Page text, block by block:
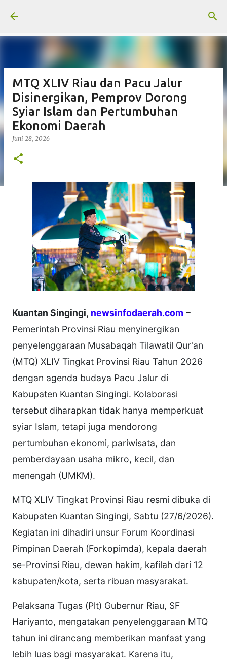
MTQ XLIV Riau dan Pacu Jalur
Disinergikan, Pemprov Dorong
Syiar Islam dan Pertumbuhan
Ekonomi Daerah
Juni 28, 2026
Kuantan Singingi, newsinfodaerah.com –
Pemerintah Provinsi Riau menyinergikan
penyelenggaraan Musabaqah Tilawatil Qur'an
(MTQ) XLIV Tingkat Provinsi Riau Tahun 2026
dengan agenda budaya Pacu Jalur di
Kabupaten Kuantan Singingi. Kolaborasi
tersebut diharapkan tidak hanya memperkuat
syiar Islam, tetapi juga mendorong
pertumbuhan ekonomi, pariwisata, dan
pemberdayaan usaha mikro, kecil, dan
menengah (UMKM).
MTQ XLIV Tingkat Provinsi Riau resmi dibuka di
Kabupaten Kuantan Singingi, Sabtu (27/6/2026).
Kegiatan ini dihadiri unsur Forum Koordinasi
Pimpinan Daerah (Forkopimda), kepala daerah
se-Provinsi Riau, dewan hakim, kafilah dari 12
kabupaten/kota, serta ribuan masyarakat.
Pelaksana Tugas (Plt) Gubernur Riau, SF
Hariyanto, mengatakan penyelenggaraan MTQ
tahun ini dirancang memberikan manfaat yang
lebih luas bagi masyarakat. Karena itu,